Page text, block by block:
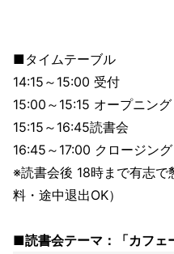
■タイムテーブル
14:15～15:00 受付
15:00～15:15 オープニング
15:15～16:45読書会
16:45～17:00 クロージング
※読書会後 18時まで有志
料・途中退出OK）
■読書会テーマ：「カフェ